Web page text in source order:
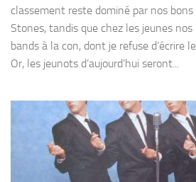
classement reste dominé par nos
Stones, tandis que chez les jeunes
bands à la con, dont je refuse d’écrire
Or, les jeunots d’aujourd’hui seront...